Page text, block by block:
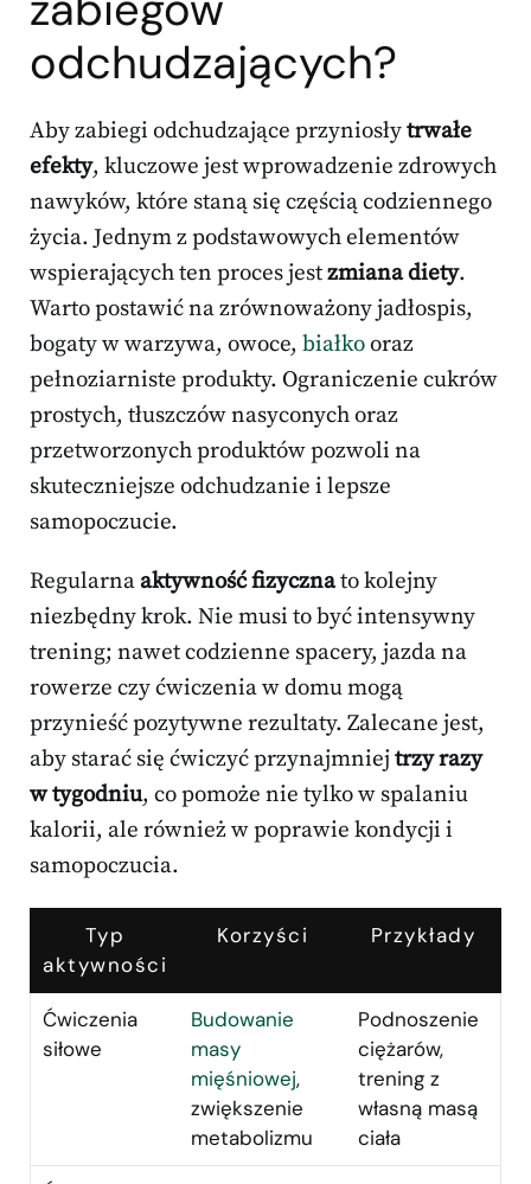
odchudzających?
Aby zabiegi odchudzające przyniosłytrwałe
efekty, kluczowe jest wprowadzenie zdrowych
nawyków, które staną się częścią codziennego
życia. Jednym z podstawowych elementów
wspierających ten proces jestzmiana diety.
Warto postawić na zrównoważony jadłospis,
bogaty w warzywa, owoce, białkooraz
pełnoziarniste produkty. Ograniczenie cukrów
prostych, tłuszczów nasyconych oraz
przetworzonych produktów pozwoli na
skuteczniejsze odchudzanie i lepsze
samopoczucie.
Regularnaaktywność fizycznato kolejny
niezbędny krok. Nie musi to być intensywny
trening; nawet codzienne spacery, jazda na
rowerze czy ćwiczenia w domu mogą
przynieść pozytywne rezultaty. Zalecane jest,
aby starać się ćwiczyć przynajmniejtrzy razy
w tygodniu, co pomoże nie tylko w spalaniu
kalorii, ale również w poprawie kondycji i
samopoczucia.
Typ
aktywności
Korzyści Przykłady
Ćwiczenia
siłowe
Budowanie
masy
mięśniowej,
zwiększenie
metabolizmu
Podnoszenie
ciężarów,
trening z
własną masą
ciała